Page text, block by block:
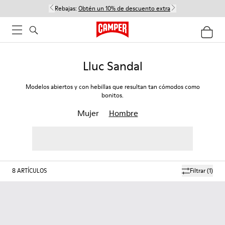
Rebajas: Obtén un 10% de descuento extra
Lluc Sandal
Modelos abiertos y con hebillas que resultan tan cómodos como
bonitos.
Mujer Hombre
Filtrar(1)
8ARTÍCULOS